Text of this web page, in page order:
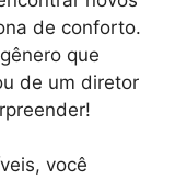
de conforto.
que
de um diretor
você